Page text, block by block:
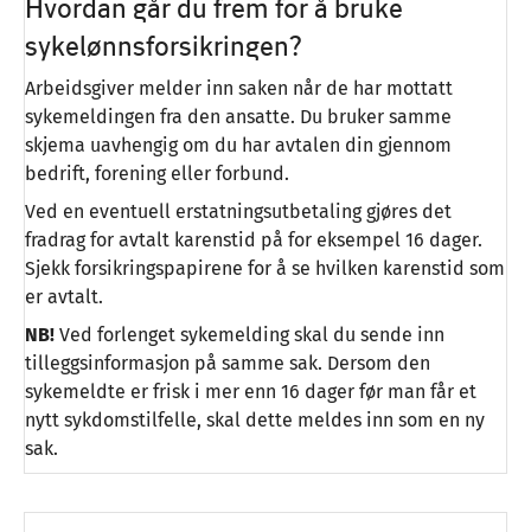
Hvordan går du frem for å bruke
sykelønnsforsikringen?
Arbeidsgiver melder inn saken når de har mottatt
sykemeldingen fra den ansatte. Du bruker samme
skjema uavhengig om du har avtalen din gjennom
bedrift, forening eller forbund.
Ved en eventuell erstatningsutbetaling gjøres det
fradrag for avtalt karenstid på for eksempel 16 dager.
Sjekk forsikringspapirene for å se hvilken karenstid som
er avtalt.
NB! Ved forlenget sykemelding skal du sende inn
tilleggsinformasjon på samme sak. Dersom den
sykemeldte er frisk i mer enn 16 dager før man får et
nytt sykdomstilfelle, skal dette meldes inn som en ny
sak.